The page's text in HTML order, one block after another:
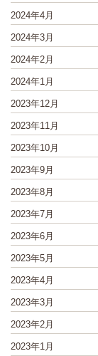
2024年4月
2024年3月
2024年2月
2024年1月
2023年12月
2023年11月
2023年10月
2023年9月
2023年8月
2023年7月
2023年6月
2023年5月
2023年4月
2023年3月
2023年2月
2023年1月